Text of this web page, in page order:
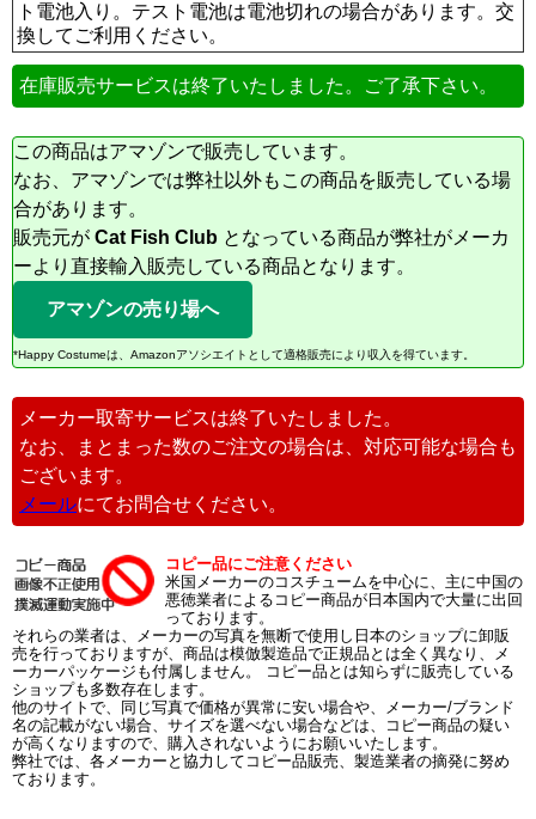
ト電池入り。テスト電池は電池切れの場合があります。交
換してご利用ください。
在庫販売サービスは終了いたしました。ご了承下さい。
この商品はアマゾンで販売しています。
なお、アマゾンでは弊社以外もこの商品を販売している場
合があります。
販売元が Cat Fish Club となっている商品が弊社がメーカ
ーより直接輸入販売している商品となります。
アマゾンの売り場へ
*Happy Costumeは、Amazonアソシエイトとして適格販売により収入を得ています。
メーカー取寄サービスは終了いたしました。
なお、まとまった数のご注文の場合は、対応可能な場合も
ございます。
メールにてお問合せください。
コピー品にご注意ください
米国メーカーのコスチュームを中心に、主に中国の
悪徳業者によるコピー商品が日本国内で大量に出回
っております。
それらの業者は、メーカーの写真を無断で使用し日本のショップに卸販
売を行っておりますが、商品は模倣製造品で正規品とは全く異なり、メ
ーカーパッケージも付属しません。 コピー品とは知らずに販売している
ショップも多数存在します。
他のサイトで、同じ写真で価格が異常に安い場合や、メーカー/ブランド
名の記載がない場合、サイズを選べない場合などは、コピー商品の疑い
が高くなりますので、購入されないようにお願いいたします。
弊社では、各メーカーと協力してコピー品販売、製造業者の摘発に努め
ております。